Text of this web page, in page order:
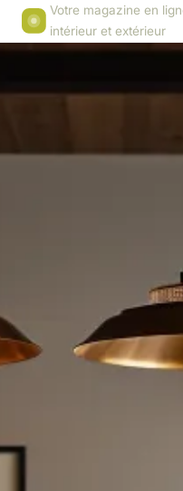
Votre magazine en
intérieur et extérieur